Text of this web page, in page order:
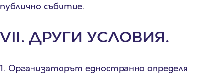
публично събитие.
VII. ДРУГИ УСЛОВИЯ.
1. Организаторът едностранно определя